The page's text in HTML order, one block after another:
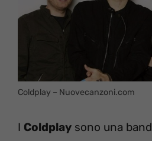
Coldplay – Nuovecanzoni.com
I Coldplay sono una